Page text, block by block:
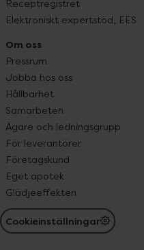
Receptregistret
Elektroniskt expertstöd, EES
Om oss
Pressrum
Jobba hos oss
Hållbarhet
Samarbeten
Ägare och ledningsgrupp
För leverantörer
Företagskund
Eget apotek
Glädjeeffekten
Cookieinställningar